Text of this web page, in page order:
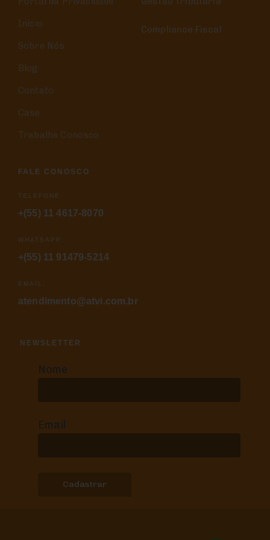
Início
Sobre Nós
Blog
Contato
Case
Trabalhe Conosco
Compliance Fiscal
FALE CONOSCO
TELEFONE:
+(55) 11 4617-8070
WHATSAPP:
+(55) 11 91479-5214
EMAIL:
atendimento@atvi.com.br
NEWSLETTER
Nome
Email